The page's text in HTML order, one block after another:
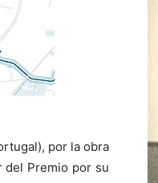
por la obra
del Premio por su